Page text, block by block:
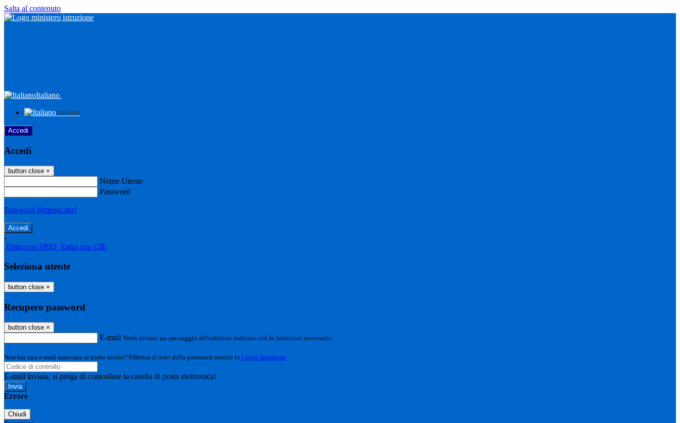
Salta al contenuto
Italiano
Italiano
Accedi
Accedi
button close ×
Nome Utente
Password
Password dimenticata?
-
Entra con SPID Entra con CIE
Seleziona utente
button close ×
Recupero password
button close ×
E-mail Verrà inviato un messaggio all'indirizzo indicato con le istruzioni necessarie.
Non hai una e-mail associata al nome utente? Effettua il reset della password tramite la Login Spaggiari
E-mail inviata, si prega di controllare la casella di posta elettronica!
Errore
Chiudi